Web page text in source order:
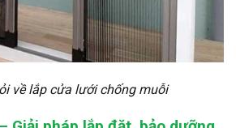
về lắp cửa lưới chống muỗi